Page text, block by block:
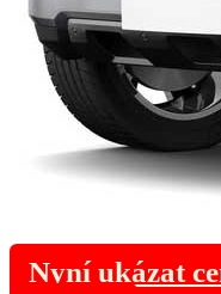
Nyní ukázat